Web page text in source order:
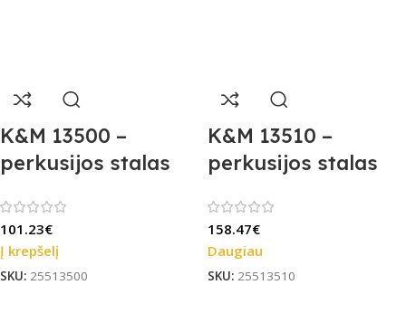
K&M 13500 –
perkusijos stalas
101.23€
Į krepšelį
SKU: 25513500
K&M 13510 –
perkusijos stalas
158.47€
Daugiau
SKU: 25513510